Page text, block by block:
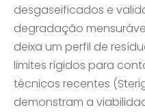
desgaseificados e
degradação
deixa um perfil de
limites rígidos para
técnicos recentes
demonstram a